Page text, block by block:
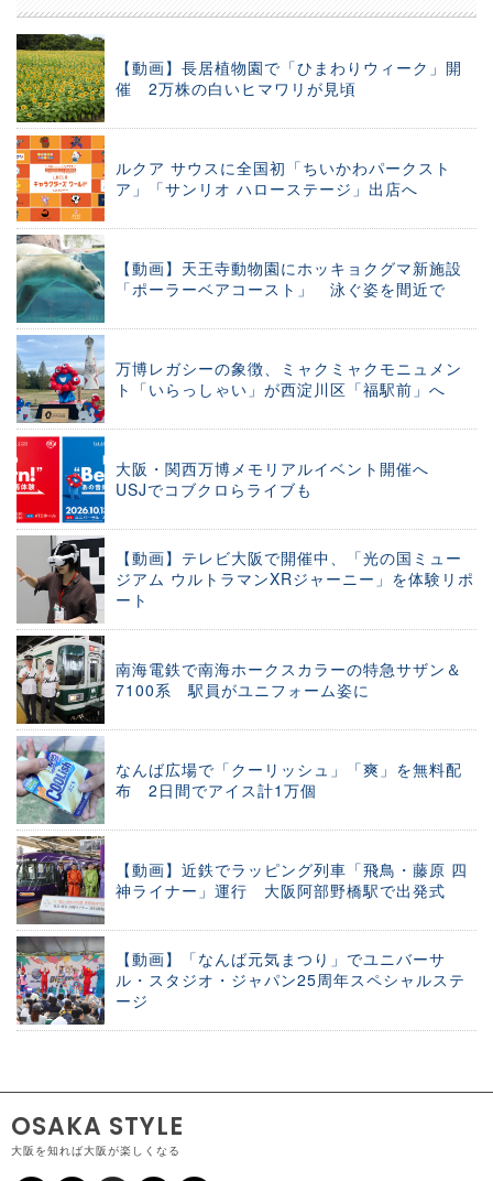
【動画】長居植物園で「ひまわりウィーク」開
催 2万株の白いヒマワリが見頃
ルクア サウスに全国初「ちいかわパークスト
ア」「サンリオ ハローステージ」出店へ
【動画】天王寺動物園にホッキョクグマ新施設
「ポーラーベアコースト」 泳ぐ姿を間近で
万博レガシーの象徴、ミャクミャクモニュメン
ト「いらっしゃい」が西淀川区「福駅前」へ
大阪・関西万博メモリアルイベント開催へ
USJでコブクロらライブも
【動画】テレビ大阪で開催中、「光の国ミュー
ジアム ウルトラマンXRジャーニー」を体験リポ
ート
南海電鉄で南海ホークスカラーの特急サザン＆
7100系 駅員がユニフォーム姿に
なんば広場で「クーリッシュ」「爽」を無料配
布 2日間でアイス計1万個
【動画】近鉄でラッピング列車「飛鳥・藤原 四
神ライナー」運行 大阪阿部野橋駅で出発式
【動画】「なんば元気まつり」でユニバーサ
ル・スタジオ・ジャパン25周年スペシャルステ
ージ
OSAKA STYLE
大阪を知れば大阪が楽しくなる